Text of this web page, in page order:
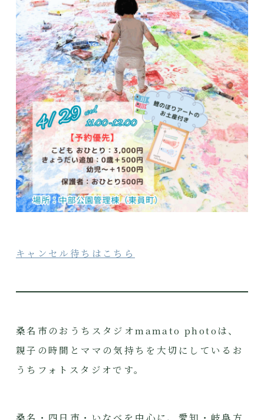
キャンセル待ちはこちら
桑名市のおうちスタジオmamato photoは、
親子の時間とママの気持ちを大切にしているお
うちフォトスタジオです。
桑名・四日市・いなべを中心に、愛知・岐阜方